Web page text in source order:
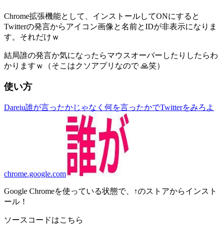
Chrome拡張機能として、インストールしてONにすると
Twitterの発言からアイコン画像と名前とIDが非表示になりま
す。それだけｗ
結局誰の発言か気になったらマウスオーバーしたりしたらわ
かりますｗ（そこはクソアプリなので 🙏笑）
使い方
Dareiu誰が言ったかじゃなく何を言ったかでTwitterをみろよ
chrome.google.com
Google Chromeを使っている状態で、↑のストアからインスト
ール！
ソースコードはこちら